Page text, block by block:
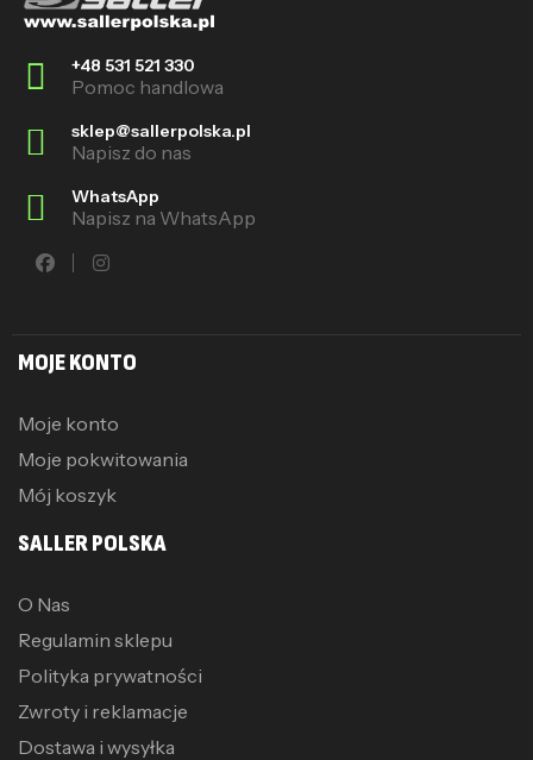
+48 531 521 330
Pomoc handlowa
sklep@sallerpolska.pl
Napisz do nas
WhatsApp
Napisz na WhatsApp
MOJE KONTO
Moje konto
Moje pokwitowania
Mój koszyk
SALLER POLSKA
O Nas
Regulamin sklepu
Polityka prywatności
Zwroty i reklamacje
Dostawa i wysyłka